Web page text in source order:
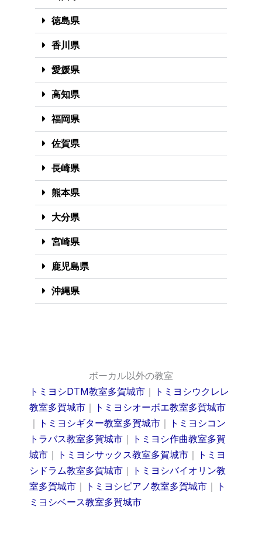
徳島県
香川県
愛媛県
高知県
福岡県
佐賀県
長崎県
熊本県
大分県
宮崎県
鹿児島県
沖縄県
ボーカル以外の教室
トミヨシDTM教室多賀城市 ｜ トミヨシウクレレ
教室多賀城市 ｜ トミヨシオーボエ教室多賀城市
｜ トミヨシギター教室多賀城市 ｜ トミヨシコン
トラバス教室多賀城市 ｜ トミヨシ作曲教室多賀
城市 ｜ トミヨシサックス教室多賀城市 ｜ トミヨ
シドラム教室多賀城市 ｜ トミヨシバイオリン教
室多賀城市 ｜ トミヨシピアノ教室多賀城市 ｜ ト
ミヨシベース教室多賀城市